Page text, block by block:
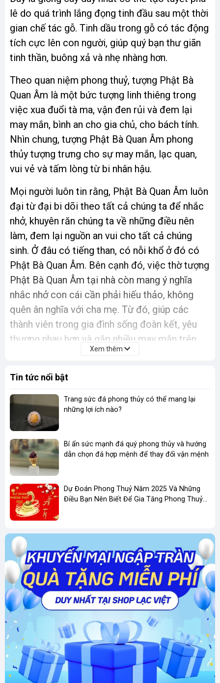
lê do quá trình lắng đọng tinh đầu sau một thời
gian chế tác gỗ. Tinh dầu trong gỗ có tác động
tích cực lên con người, giúp quý bạn thư giãn
tinh thần, buông xả và nhẹ nhàng hơn.
Theo quan niệm phong thuỷ, tượng Phật Bà
Quan Âm là một bức tượng linh thiêng trong
việc xua đuổi tà ma, vận đen rủi và đem lại
may mắn, bình an cho gia chủ, cho bách tính.
Nhìn chung, tượng Phật Bà Quan Âm phong
thủy tượng trưng cho sự may mắn, lạc quan,
vui vẻ và tấm lòng từ bi nhân hậu.
Mọi người luôn tin rằng, Phật Bà Quan Âm luôn
đại từ đại bi dõi theo tất cả chúng ta để nhắc
nhở, khuyên răn chúng ta về những điều nên
làm, đem lại nguồn an vui cho tất cả chúng
sinh. Ở đâu có tiếng than, có nỗi khổ ở đó có
Phật Bà Quan Âm. Bên cạnh đó, việc thờ tượng
Phật Bà Quan Âm tại nhà còn mang ý nghĩa
nhắc nhở con cái cần phải hiếu thảo, không
quên ân nghĩa với cha mẹ. Từ đó, giúp các
thành viên trong gia đình sống đoàn kết, yêu
thương nhau hơn và gặp nhiều may mắn trên
đường công danh, sự nghiệp.
Đứng trước tượng Phật Bà Quan Âm, chúng ta
như đang được rửa sạch tâm tịnh, rũ sạch mọi
sân si, dục vọng lòng trần. Đồng thời, chiêm
nghiệm về những giá trị đích thực của sự yên
Với tất cả ý nghĩa Phong thủy và tác dụng to
lớn của gỗ quý, tượng Phật Bà Gỗ Ngọc am là
một thông điệp khởi đầu may mắn, bình an
Xem thêm
Tin tức nổi bật
Trang sức đá phong thủy có thể mang lại
những lợi ích nào?
Bí ẩn sức mạnh đá quý phong thủy và hướng
dẫn chọn đá hợp mệnh để thay đổi vận mệnh
Dự Đoán Phong Thuỷ Năm 2025 Và Những
Điều Bạn Nên Biết Để Gia Tăng Phong Thuỷ